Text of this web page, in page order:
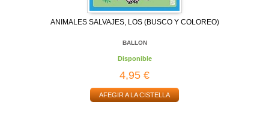
ANIMALES SALVAJES, LOS (BUSCO Y COLOREO)
BALLON
Disponible
4,95 €
AFEGIR A LA CISTELLA